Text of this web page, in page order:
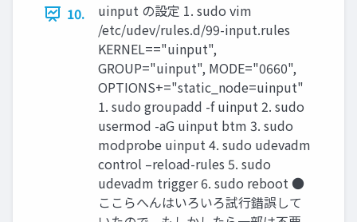
10.
uinput の設定 1. sudo vim
/etc/udev/rules.d/99-input.rules
KERNEL=="uinput",
GROUP="uinput", MODE="0660",
OPTIONS+="static_node=uinput"
1. sudo groupadd -f uinput 2. sudo
usermod -aG uinput btm 3. sudo
modprobe uinput 4. sudo udevadm
control –reload-rules 5. sudo
udevadm trigger 6. sudo reboot ●
ここらへんはいろいろ試行錯誤して